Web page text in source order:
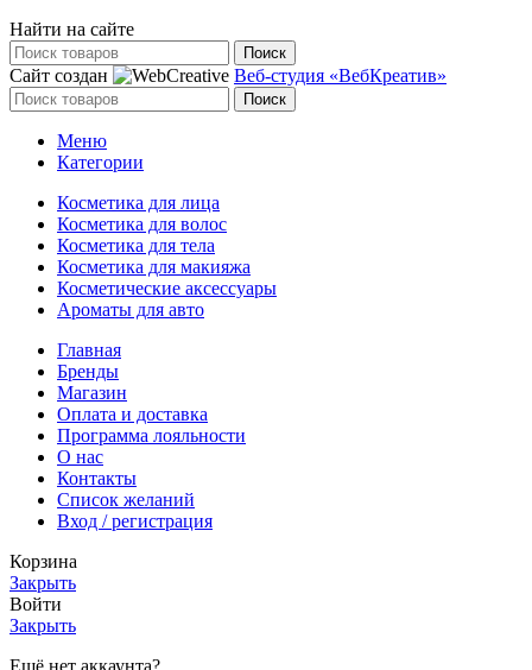
Найти на сайте
Поиск
Сайт создан Веб-студия «ВебКреатив»
Поиск
Меню
Категории
Косметика для лица
Косметика для волос
Косметика для тела
Косметика для макияжа
Косметические аксессуары
Ароматы для авто
Главная
Бренды
Магазин
Оплата и доставка
Программа лояльности
О нас
Контакты
Список желаний
Вход / регистрация
Корзина
Закрыть
Войти
Закрыть
Ещё нет аккаунта?